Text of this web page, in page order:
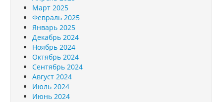
Март 2025
Февраль 2025
Январь 2025
Декабрь 2024
Ноябрь 2024
Октябрь 2024
Сентябрь 2024
Август 2024
Июль 2024
Июнь 2024